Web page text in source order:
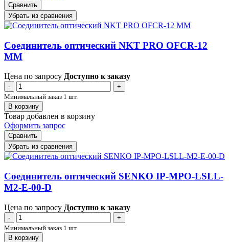
Сравнить
Убрать из сравнения
Соединитель оптический NKT PRO OFCR-12
MM
Цена по запросу Доступно к заказу
-
+
Минимальный заказ 1 шт.
В корзину
Товар добавлен в корзину
Оформить запрос
Сравнить
Убрать из сравнения
Соединитель оптический SENKO IP-MPO-LSLL-
M2-E-00-D
Цена по запросу Доступно к заказу
-
+
Минимальный заказ 1 шт.
В корзину